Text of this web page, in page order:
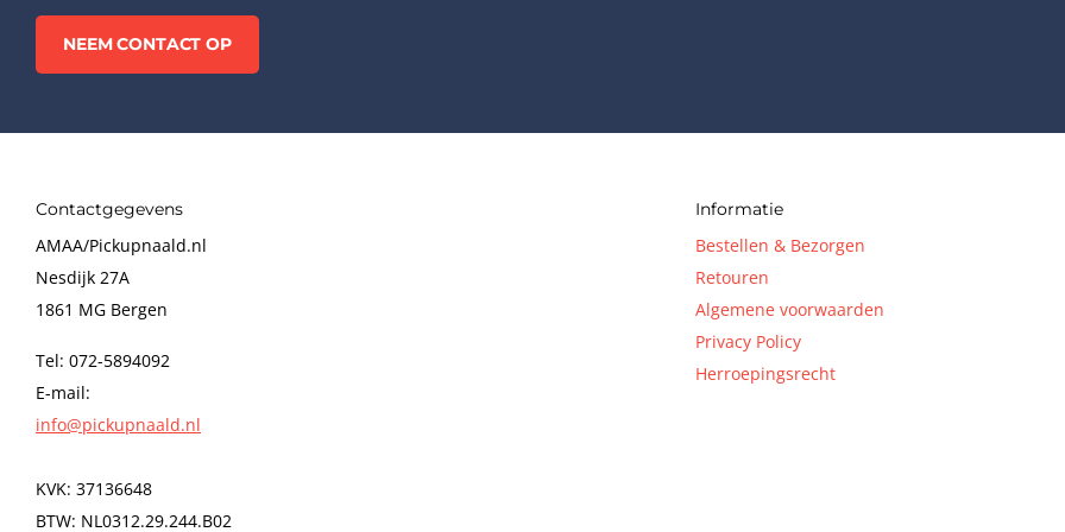
NEEM CONTACT OP
Contactgegevens
AMAA/Pickupnaald.nl
Nesdijk 27A
1861 MG Bergen
Tel: 072-5894092
E-mail:
info@pickupnaald.nl
KVK: 37136648
BTW: NL0312.29.244.B02
Informatie
Bestellen & Bezorgen
Retouren
Algemene voorwaarden
Privacy Policy
Herroepingsrecht